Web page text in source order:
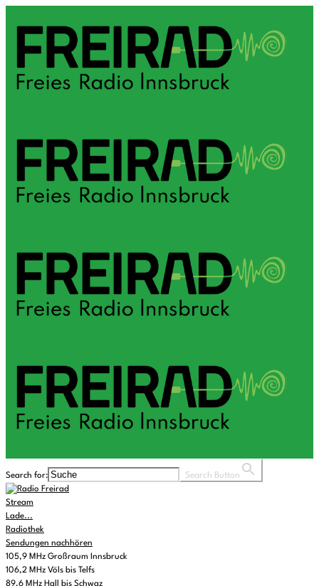
Search for: Search Button
Stream
Lade...
Radiothek
Sendungen nachhören
105,9 MHz Großraum Innsbruck
106,2 MHz Völs bis Telfs
89,6 MHz Hall bis Schwaz